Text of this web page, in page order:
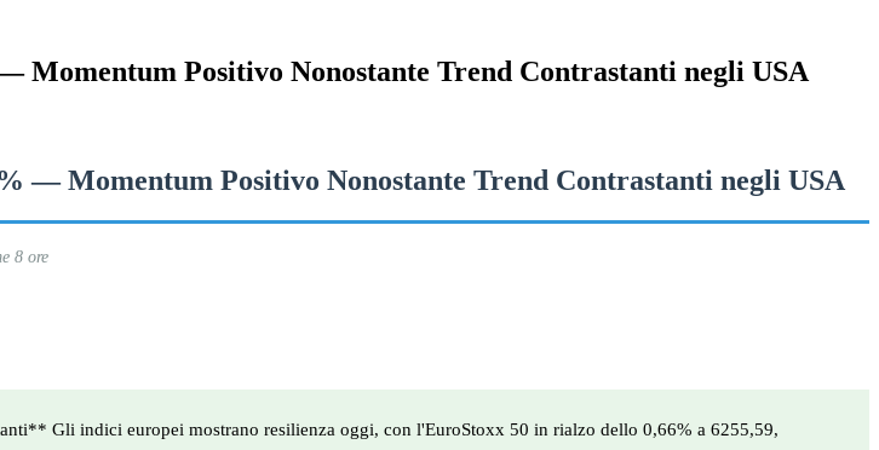
Positivo Nonostante Trend Contrastanti negli USA
— Momentum Positivo Nonostante Trend Contrastanti negli USA
8 ore
Gli indici europei mostrano resilienza oggi, con l'EuroStoxx 50 in rialzo dello 0,66% a 6255,59,